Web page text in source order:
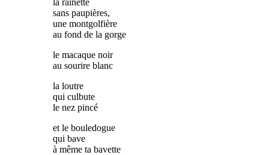
sans paupières,
une montgolfière
au fond de la gorge
le macaque noir
au sourire blanc
la loutre
qui culbute
le nez pincé
et le bouledogue
qui bave
à même ta bavette